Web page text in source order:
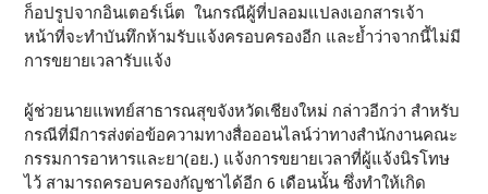
ก็อปรูปจากอินเตอร์เน็ต ในกรณีผู้ที่ปลอมแปลงเอกสารเจ้า
หน้าที่จะทำบันทึกห้ามรับแจ้งครอบครองอีก และย้ำว่าจากนี้ไม่มี
การขยายเวลารับแจ้ง
ผู้ช่วยนายแพทย์สาธารณสุขจังหวัดเชียงใหม่ กล่าวอีกว่า สำหรับ
กรณีที่มีการส่งต่อข้อความทางสื่อออนไลน์ว่าทางสำนักงานคณะ
กรรมการอาหารและยา(อย.) แจ้งการขยายเวลาที่ผู้แจ้งนิรโทษ
ไว้ สามารถครอบครองกัญชาได้อีก 6 เดือนนั้น ซึ่งทำให้เกิด